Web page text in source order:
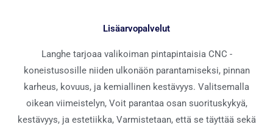
Lisäarvopalvelut
Langhe tarjoaa valikoiman pintapintaisia ​​CNC -
koneistusosille niiden ulkonäön parantamiseksi, pinnan
karheus, kovuus, ja kemiallinen kestävyys. Valitsemalla
oikean viimeistelyn, Voit parantaa osan suorituskykyä,
kestävyys, ja estetiikka, Varmistetaan, että se täyttää sekä